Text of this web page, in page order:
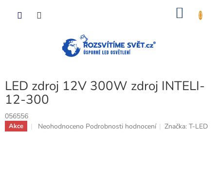
LED zdroj 12V 300W zdroj INTELI-
12-300
056556
Akce
Průměrné
Neohodnoceno Podrobnosti hodnocení Značka:T-LED